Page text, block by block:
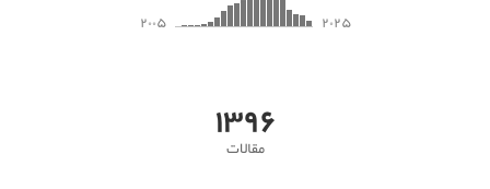
۲۰۰۵ ۲۰۲۵
۱۳۹۶
مقالات